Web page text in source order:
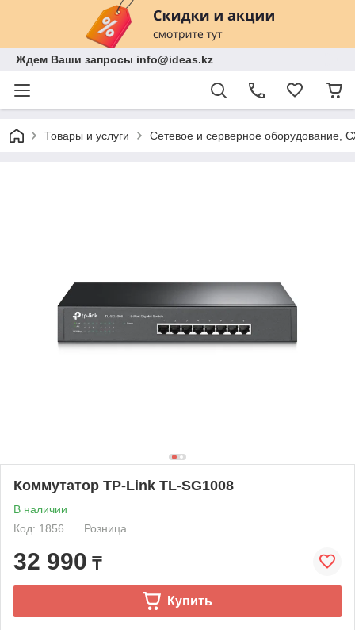
Ждем Ваши запросы info@ideas.kz
Товары и услуги Сетевое и серверное оборудование,
Коммутатор TP-Link TL-SG1008
В наличии
Код: 1856
Розница
32 990 ₸
Купить